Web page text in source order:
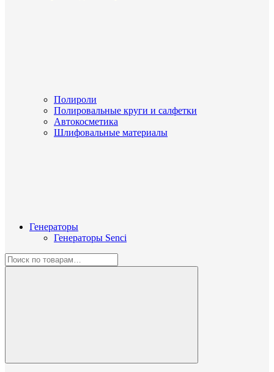
Полироли
Полировальные круги и салфетки
Автокосметика
Шлифовальные материалы
Генераторы
Генераторы Senci